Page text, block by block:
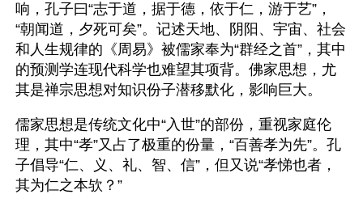
响，孔子曰“志于道，据于德，依于仁，游于艺”，
“朝闻道，夕死可矣”。记述天地、阴阳、宇宙、社会
和人生规律的《周易》被儒家奉为“群经之首”，其中
的预测学连现代科学也难望其项背。佛家思想，尤
其是禅宗思想对知识份子潜移默化，影响巨大。
儒家思想是传统文化中“入世”的部份，重视家庭伦
理，其中“孝”又占了极重的份量，“百善孝为先”。孔
子倡导“仁、义、礼、智、信”，但又说“孝悌也者，
其为仁之本欤？”